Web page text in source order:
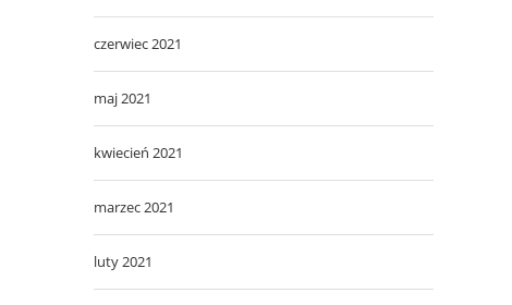
czerwiec 2021
maj 2021
kwiecień 2021
marzec 2021
luty 2021